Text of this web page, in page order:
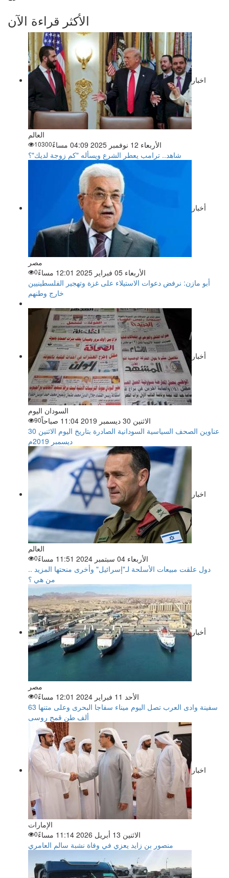
الأكثر قراءة الآن
اخبار
العالم
الأربعاء 12 نوفمبر 2025 04:09 مساءً
10300
شاهد.. ترامب يعطر الشرع ويسأله "كم زوجة لديك"؟
أخبار
مصر
الأربعاء 05 فبراير 2025 12:01 مساءً
0
أبو مازن: نرفض دعوات الاستيلاء على غزة وتهجير الفلسطينيين
خارج وطنهم
أخبار
السودان اليوم
الاثنين 30 ديسمبر 2019 11:04 صباحاً
90
عناوين الصحف السياسية السودانية الصادرة بتاريخ اليوم الاثنين 30
ديسمبر 2019م
اخبار
العالم
الأربعاء 04 سبتمبر 2024 11:51 مساءً
0
دول علقت مبيعات الأسلحة لـ"إسرائيل" وأخرى منحتها المزيد ..
من هي ؟
أخبار
مصر
الأحد 11 فبراير 2024 12:01 مساءً
0
سفينة وادى العرب تصل اليوم ميناء سفاجا البحرى وعلى متنها 63
ألف طن قمح روسى
اخبار
الإمارات
الاثنين 13 أبريل 2026 11:14 مساءً
0
منصور بن زايد يعزي في وفاة نشبة سالم العامري